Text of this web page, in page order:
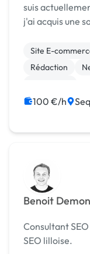
suis
j'ai acquis une
exigeant. Je
Site E-
Rédaction
100 €/h
Benoit
Consultant
SEO lilloise.